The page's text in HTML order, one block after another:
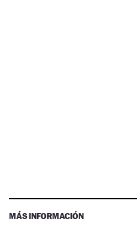
MÁS INFORMACIÓN